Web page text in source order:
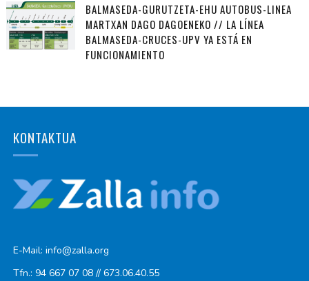
BALMASEDA-GURUTZETA-EHU AUTOBUS-LINEA
MARTXAN DAGO DAGOENEKO // LA LÍNEA
BALMASEDA-CRUCES-UPV YA ESTÁ EN
FUNCIONAMIENTO
KONTAKTUA
E-Mail: info@zalla.org
Tfn.: 94 667 07 08 // 673.06.40.55